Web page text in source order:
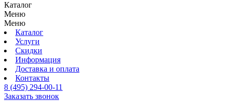
Каталог
Меню
Меню
Каталог
Услуги
Скидки
Информация
Доставка и оплата
Контакты
8 (495) 294-00-11
Заказать звонок